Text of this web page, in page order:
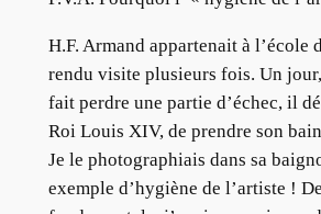
H.F. Armand appartenait à l’école
rendu visite plusieurs fois. Un
fait perdre une partie d’échec, il
Roi Louis XIV, de prendre son
Je le photographiais dans sa
exemple d’hygiène de l’artiste !